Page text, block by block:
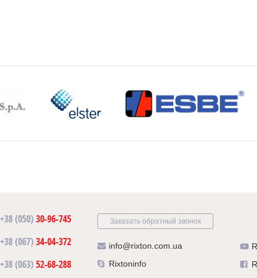
+38 (050)30-96-745
+38 (067)34-04-372
+38 (063)52-68-288
Заказать обратный звонок
info@rixton.com.ua
Rixtoninfo